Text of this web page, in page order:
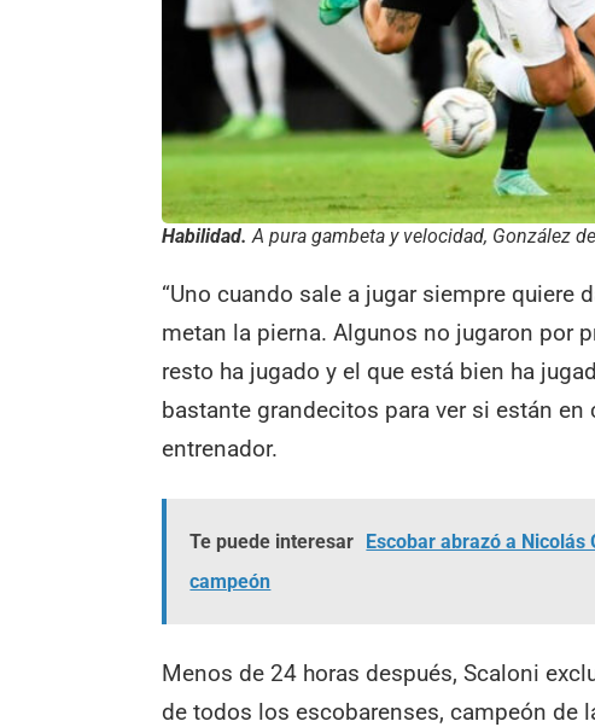
Habilidad. A pura gambeta y velocidad, González
“Uno cuando sale a jugar siempre quiere
metan la pierna. Algunos no jugaron por
resto ha jugado y el que está bien ha
bastante grandecitos para ver si están
entrenador.
Te puede interesar Escobar abrazó a
campeón
Menos de 24 horas después, Scaloni
de todos los escobarenses, campeón de